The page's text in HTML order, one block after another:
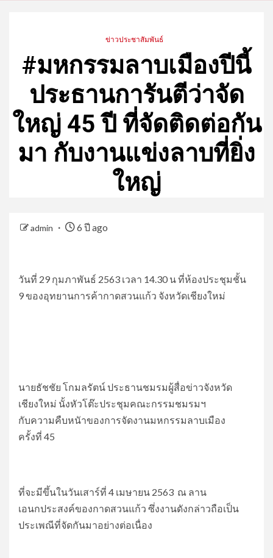
ข่าวประชาสัมพันธ์
#มหกรรมลาบเมืองปีนี้
ประธานการันตีว่าจัด
ใหญ่ 45 ปี ที่จัดติดต่อกัน
มา กับงานแข่งลาบที่ยิ่ง
ใหญ่
admin 6 ปี ago
วันที่ 29 กุมภาพันธ์ 2563 เวลา 14.30 น ที่ห้องประชุมชั้น
9 ของอุทยานการค้ากาดสวนแก้ว จังหวัดเชียงใหม่
นายธัชชัย โกมลรัตน์ ประธานชมรมผู้สื่อข่าวจังหวัด
เชียงใหม่ นั้งหัวโต๊ะประชุมคณะกรรมชมรมฯ
กับความคืบหนัาของการจัดงานมหกรรมลาบเมือง
ครั้งที่ 45
ที่จะมีขึ้นในวันเสาร์ที่ 4 เมษายน 2563 ณ ลาน
เอนกประสงค์ของกาดสวนแก้ว ซึ่งงานดังกล่าวถือเป็น
ประเพณีที่จัดกันมาอย่างต่อเนื่อง